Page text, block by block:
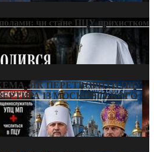
чи стане ПЦУ прихистком
ЯК ПЕРЕТВОРИТИ ПЦУ
ІЗ МОСКОВСЬКОГО